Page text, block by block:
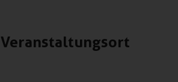
Veranstaltungsort